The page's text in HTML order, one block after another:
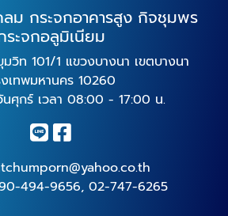
ม กระจกอาคารสูง กิจชุมพร
ระจกอลูมิเนียม
วิท 101/1 แขวงบางนา เขตบางนา
เทพมหานคร 10260
ศุกร์ เวลา 08:00 - 17:00 น.
494-9656, 02-747-6265